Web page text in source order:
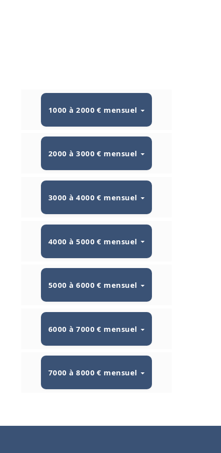
1000 à 2000 € mensuel
2000 à 3000 € mensuel
3000 à 4000 € mensuel
4000 à 5000 € mensuel
5000 à 6000 € mensuel
6000 à 7000 € mensuel
7000 à 8000 € mensuel